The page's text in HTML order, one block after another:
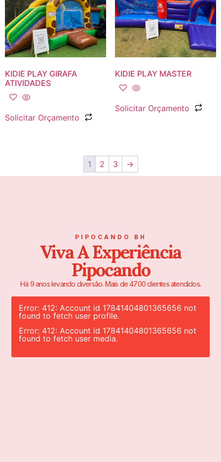
KIDIE PLAY GIRAFA
ATIVIDADES
Solicitar Orçamento
KIDIE PLAY MASTER
Solicitar Orçamento
1 2 3 →
PIPOCANDO BH
Viva A Experiência
Pipocando
Há 9 anos levando diversão. Mais de 4700 clientes atendidos.
Error: 412: Account id 17841404801365656 not
found to fetch user profile.
Error: 412: Account id 17841404801365656 not
found to fetch user media.